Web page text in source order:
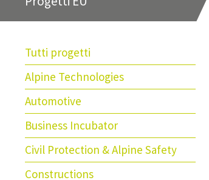
Tutti progetti
Alpine Technologies
Automotive
Business Incubator
Civil Protection & Alpine Safety
Constructions